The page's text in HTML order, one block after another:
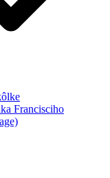
Francisciho